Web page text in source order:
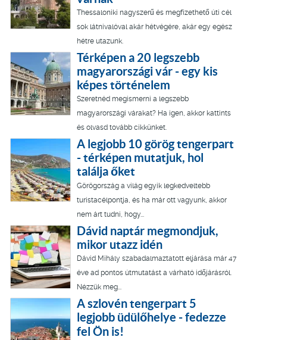
Thessaloniki nagyszerű és megfizethető úti cél
sok látnivalóval akár hétvégére, akár egy egész
hétre utazunk.
Térképen a 20 legszebb
magyarországi vár - egy kis
képes történelem
Szeretnéd megismerni a legszebb
magyarországi várakat? Ha igen, akkor kattints
és olvasd tovább cikkünket.
A legjobb 10 görög tengerpart
- térképen mutatjuk, hol
találja őket
Görögország a világ egyik legkedveltebb
turistacélpontja, és ha már ott vagyunk, akkor
nem árt tudni, hogy...
Dávid naptár megmondjuk,
mikor utazz idén
Dávid Mihály szabadalmaztatott eljárása már 47
éve ad pontos útmutatást a várható időjárásról.
Nézzük meg...
A szlovén tengerpart 5
legjobb üdülőhelye - fedezze
fel Ön is!